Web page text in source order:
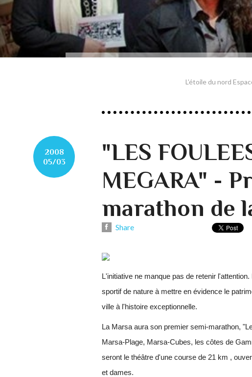
L’étoile du nord
2008
05/03
"LES
MEGARA" -
marathon de
Share
L'initiative ne manque pas de retenir
sportif de nature à mettre en évidence le
ville à l'histoire exceptionnelle.
La Marsa aura son premier semi-marathon,
Marsa-Plage, Marsa-Cubes, les côtes de
seront le théâtre d'une course de 21 km ,
et dames.